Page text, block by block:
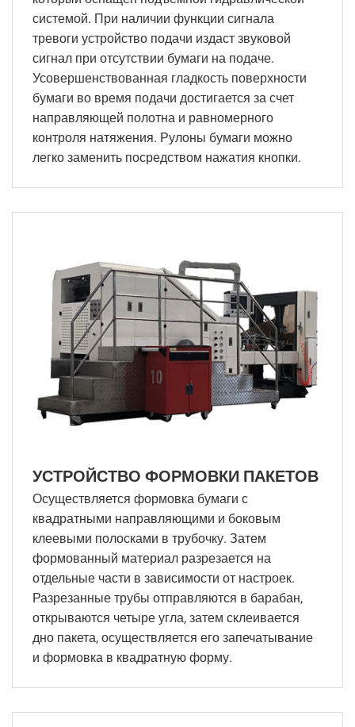
системой. При наличии функции сигнала
тревоги устройство подачи издаст звуковой
сигнал при отсутствии бумаги на подаче.
Усовершенствованная гладкость поверхности
бумаги во время подачи достигается за счет
направляющей полотна и равномерного
контроля натяжения. Рулоны бумаги можно
легко заменить посредством нажатия кнопки.
УСТРОЙСТВО ФОРМОВКИ ПАКЕТОВ
Осуществляется формовка бумаги с
квадратными направляющими и боковым
клеевыми полосками в трубочку. Затем
формованный материал разрезается на
отдельные части в зависимости от настроек.
Разрезанные трубы отправляются в барабан,
открываются четыре угла, затем склеивается
дно пакета, осуществляется его запечатывание
и формовка в квадратную форму.